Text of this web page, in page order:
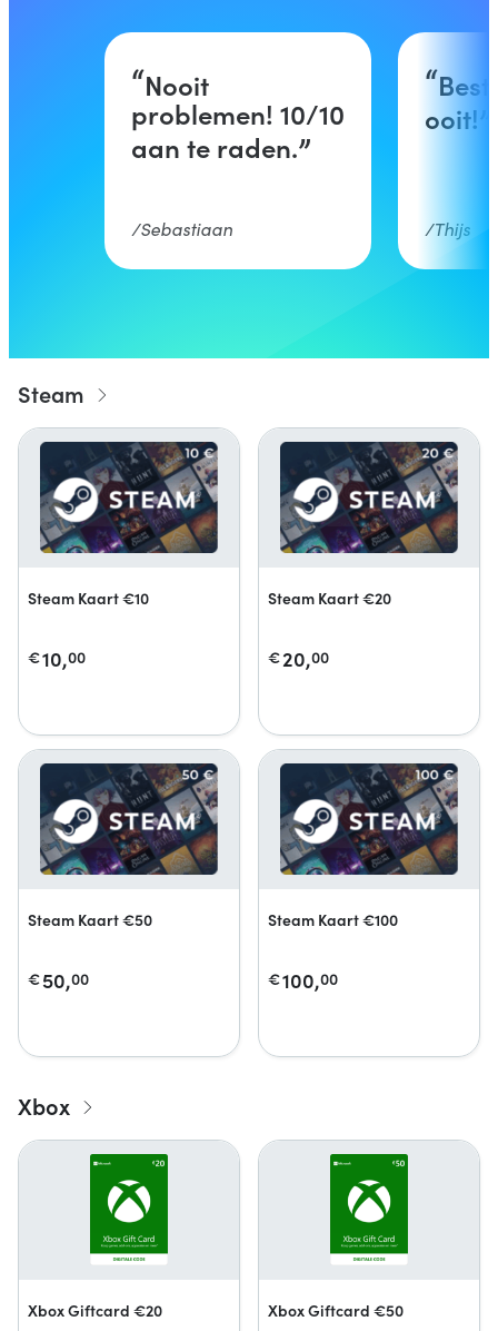
Nooit
problemen! 10/10
aan te raden.
Sebastiaan
ooit!
Thijs
Steam
Steam Kaart €10
€10,00
Steam Kaart €20
€20,00
Steam Kaart €50
€50,00
Steam Kaart €100
€100,00
Xbox
Xbox Giftcard €20 Xbox Giftcard €50